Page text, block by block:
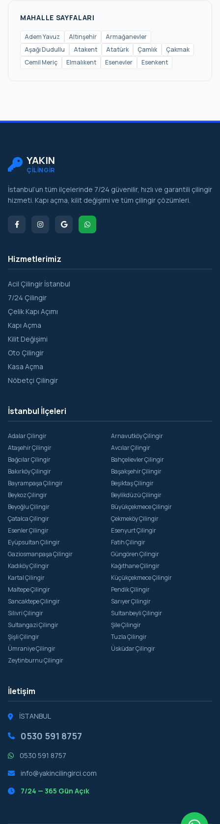
Site
Şerifali
Tantavi
Tatlısu
Yamanevler
Yukarı Dudullu
MAHALLE SAYFALARI
Adem Yavuz Altınşehir
Armağanevler
Aşağı Dudullu
Atakent Atatürk Çamlık
Çakmak
Cemil Meriç
Elmalıkent Esenevler Esenkent
YAKIN
ÇİLİNGİR
İstanbul’un tüm ilçelerinde 7/24 güvenilir, hızlı ve garantili çilingir
hizmeti. Kapı açma, kilit değişimi ve tüm çilingir çözümleri.
Hizmetlerimiz
Acil Çilingir İstanbul
7/24 Çilingir
Çelik Kapı Açımı
Kapı Açma
Kilit Değişimi
Oto Çilingir
Kasa Açma
Nöbetçi Çilingir
İstanbul İlçeleri
Adalar Çilingir
Arnavutköy Çilingir
Ataşehir Çilingir
Avcılar Çilingir
Bağcılar Çilingir
Bahçelievler Çilingir
Bakırköy Çilingir
Başakşehir Çilingir
Bayrampaşa Çilingir
Beşiktaş Çilingir
Beykoz Çilingir
Beylikdüzü Çilingir
Beyoğlu Çilingir
Büyükçekmece Çilingir
Çatalca Çilingir
Çekmeköy Çilingir
Esenler Çilingir
Esenyurt Çilingir
Eyüpsultan Çilingir
Fatih Çilingir
Gaziosmanpaşa Çilingir
Güngören Çilingir
Kadıköy Çilingir
Kağıthane Çilingir
Kartal Çilingir
Küçükçekmece Çilingir
Maltepe Çilingir
Pendik Çilingir
Sancaktepe Çilingir
Sarıyer Çilingir
Silivri Çilingir
Sultanbeyli Çilingir
Sultangazi Çilingir
Şile Çilingir
Şişli Çilingir
Tuzla Çilingir
Ümraniye Çilingir
Üsküdar Çilingir
Zeytinburnu Çilingir
İletişim
İSTANBUL
0530 591 8757
0530 591 8757
info@yakincilingirci.com
7/24 — 365 Gün Açık